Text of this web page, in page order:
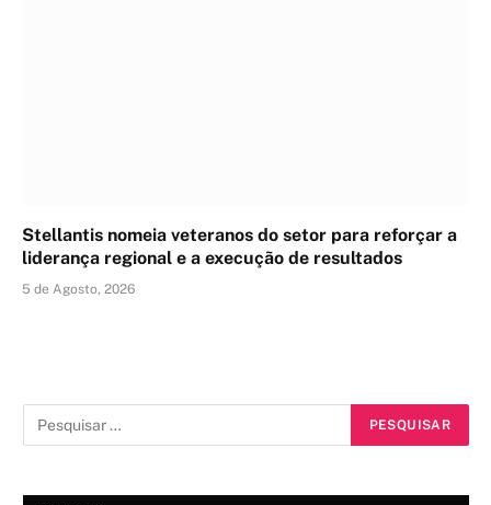
Stellantis nomeia veteranos do setor para reforçar a
liderança regional e a execução de resultados
5 de Agosto, 2026